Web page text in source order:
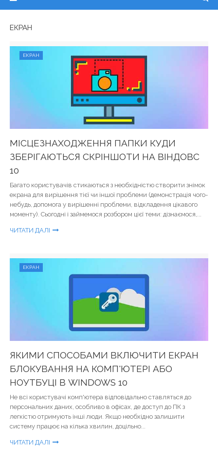
ЕКРАН
ЕКРАН
МІСЦЕЗНАХОДЖЕННЯ ПАПКИ КУДИ
ЗБЕРІГАЮТЬСЯ СКРІНШОТИ НА ВІНДОВС
10
Багато користувачів стикаються з необхідністю створити знімок
екрана для вирішення тієї чи іншої проблеми (демонстрація чого-
небудь, допомога у вирішенні проблеми, відкладення цікавого
моменту). Сьогодні і займемося розбором цієї теми: дізнаємося,...
ЧИТАТИ ДАЛІ
ЕКРАН
ЯКИМИ СПОСОБАМИ ВКЛЮЧИТИ ЕКРАН
БЛОКУВАННЯ НА КОМП'ЮТЕРІ АБО
НОУТБУЦІ В WINDOWS 10
Не всі користувачі комп'ютера відповідально ставляться до
персональних даних, особливо в офісах, де доступ до ПК з
легкістю отримують інші люди. Якщо необхідно залишити
систему працює на кілька хвилин, доцільно...
ЧИТАТИ ДАЛІ